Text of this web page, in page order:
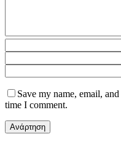
Save my name, email,
time I comment.